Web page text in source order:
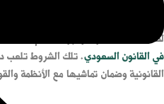
لضمان صحة الدعوى وقبولها أمام المحكمة
في القانون السعودي. تلك الشروط تلعب
القانونية وضمان تماشيها مع الأنظمة